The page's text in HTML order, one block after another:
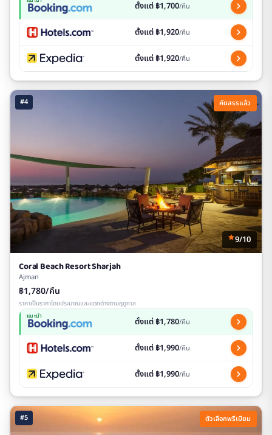
ตั้งแต่ ฿1,700/คืน
ตั้งแต่ ฿1,920/คืน
ตั้งแต่ ฿1,920/คืน
#4 คัดสรรแล้ว
9/10
Coral Beach Resort Sharjah
Ajman
฿1,780/คืน
ราคาเป็นราคาโดยประมาณและแตกต่างตามฤดูกาล
แนะนำ ตั้งแต่ ฿1,780/คืน
ตั้งแต่ ฿1,990/คืน
ตั้งแต่ ฿1,990/คืน
#5 ตัวเลือกพรีเมียม